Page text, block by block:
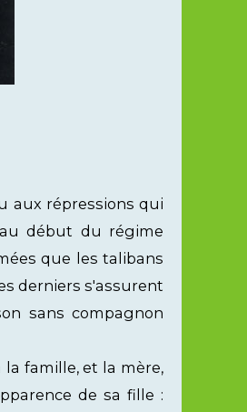
aux répressions qui
début du régime
que les talibans
derniers s'assurent
sans compagnon
famille, et la mère,
de sa fille :